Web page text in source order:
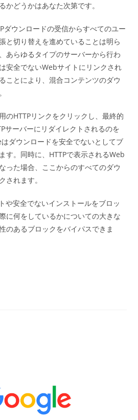
かどうかはあなた次第です。
ダウンロードの受信からすべてのユー
と切り替えを進めていることは明ら
あらゆるタイプのサーバーから行わ
安全でないWebサイトにリンクされ
ことにより、混合コンテンツのダウ
のHTTPリンクをクリックし、最終的
サーバーにリダイレクトされるのを
ダウンロードを安全でないとしてブ
す。同時に、HTTPで表示されるWeb
った場合、ここからのすべてのダウ
されます。
や安全でないインストールをブロッ
に何をしているかについての大きな
のあるブロックをバイパスできま